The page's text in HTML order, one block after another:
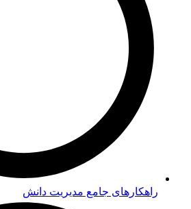
راهکارهای جامع مدیریت دانش